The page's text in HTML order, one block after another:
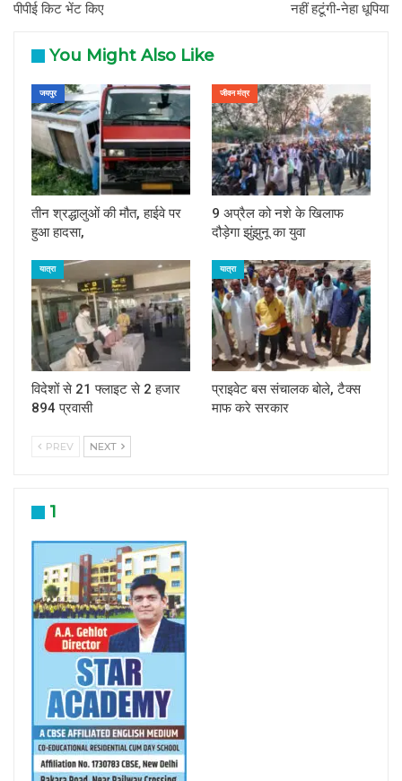
पीपीई किट भेंट किए
नहीं हटूंगी-नेहा धूपिया
You Might Also Like
जयपुर
तीन श्रद्धालुओं की मौत, हाईवे पर
हुआ हादसा,
जीवन मंत्र
9 अप्रैल को नशे के खिलाफ
दौड़ेगा झुंझुनू का युवा
यात्रा
विदेशों से 21 फ्लाइट से 2 हजार
894 प्रवासी
यात्रा
प्राइवेट बस संचालक बोले, टैक्स
माफ करे सरकार
PREV NEXT
1